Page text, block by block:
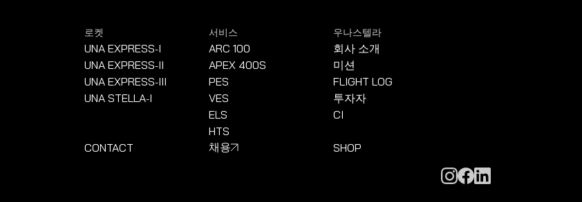
로켓
UNA EXPRESS-I
UNA EXPRESS-II
UNA EXPRESS-III
UNA STELLA-I
서비스
ARC 100
APEX 400S
PES
VES
ELS
HTS
우나스텔라
회사 소개
미션
FLIGHT LOG
투자자
CI
CONTACT 채용 SHOP